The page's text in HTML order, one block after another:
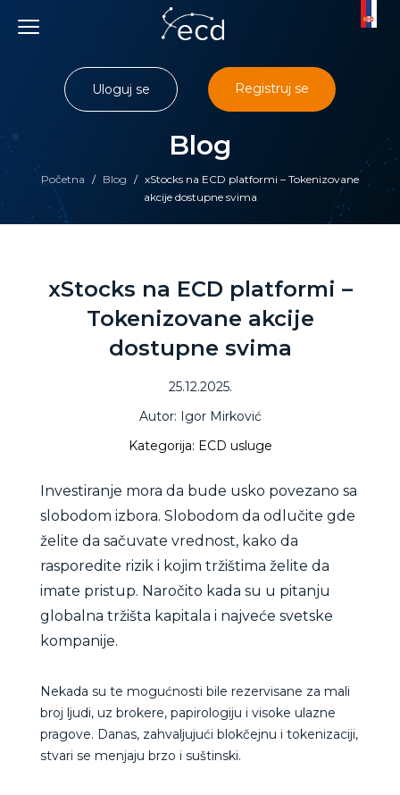
content
Početna / Blog / xStocks na ECD platformi – Tokenizovane
akcije dostupne svima
Blog
Uloguj se Registruj se
xStocks na ECD platformi –
Tokenizovane akcije
dostupne svima
25.12.2025.
Autor: Igor Mirković
Kategorija: ECD usluge
Investiranje mora da bude usko povezano sa
slobodom izbora. Slobodom da odlučite gde
želite da sačuvate vrednost, kako da
rasporedite rizik i kojim tržištima želite da
imate pristup. Naročito kada su u pitanju
globalna tržišta kapitala i najveće svetske
kompanije.
Nekada su te mogućnosti bile rezervisane za mali
broj ljudi, uz brokere, papirologiju i visoke ulazne
pragove. Danas, zahvaljujući blokčejnu i tokenizaciji,
stvari se menjaju brzo i suštinski.